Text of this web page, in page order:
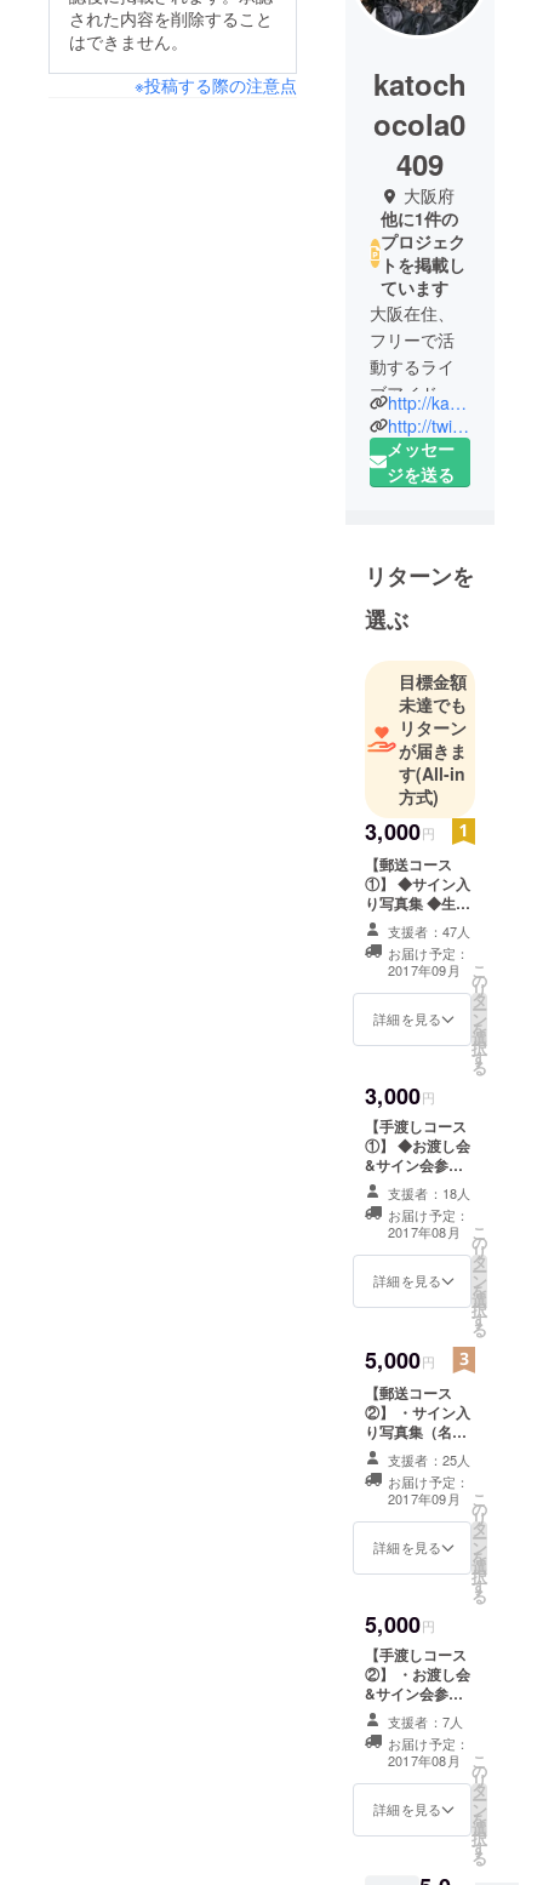
された内容を削除すること
はできません。
※投稿する際の注意点
katoch
ocola0
409
大阪府
他に1件の
プロジェク
トを掲載し
ています
大阪在住、
フリーで活
動するライ
ブアイド
ル。
バンド活
動、メイド
フリーアイ
ドルの道
へ。
2013年、大
阪日本橋
「IDOLmeet
s」オープン
立ち上げに
協力し、店
長に就任。
自身作詞の
オリジナル
曲を中心に
東名阪でラ
イブ活動を
行なってい
http://katochocola.x0.com
http://twitter.com/katochocola0409
メッセー
ジを送る
リターンを
選ぶ
目標金額
未達でも
リターン
が届きま
す(All-in
方式)
3,000円
【郵送コース
①】 ◆サイン入
り写真集 ◆生写
真A ◆お礼フ
リーペーパー
支援者：47人
お届け予定：
2017年09月
詳細を見る
こ
の
リ
タ
ー
ン
を
選
択
す
る
3,000円
【手渡しコース
①】 ◆お渡し会
&サイン会参加
権 ◆写真集 ◆生
写真B ※お渡し会
&サイン会にて
お渡し、その場
で写真集にサイ
ンします。 ※お
古屋
支援者：18人
お届け予定：
2017年08月
詳細を見る
こ
の
リ
タ
ー
ン
を
選
択
す
る
5,000円
【郵送コース
②】 ・サイン入
り写真集（名前
入り） ・生写真
A ・お礼フリー
ペーパー ◆特製
ポストカード＆
特製缶バッジ ◆
支援者の皆様へ
支援者：25人
お届け予定：
2017年09月
詳細を見る
こ
の
リ
タ
ー
ン
を
選
択
す
る
5,000円
【手渡しコース
②】 ・お渡し会
&サイン会参加
権 ・写真集 ・生
写真B ◆特製ポ
ストカード＆特
製缶バッジ ◆支
援者の皆様への
特別お礼動画 ※
支援者：7人
お届け予定：
2017年08月
詳細を見る
こ
の
リ
タ
ー
ン
を
選
択
す
る